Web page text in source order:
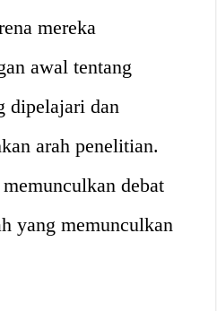
mereka
awal tentang
dipelajari dan
arah penelitian.
debat
yang memunculkan